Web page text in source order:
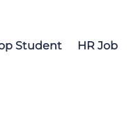
Student HR Job